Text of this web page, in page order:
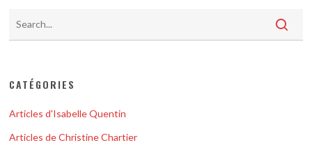
CATÉGORIES
Articles d'Isabelle Quentin
Articles de Christine Chartier